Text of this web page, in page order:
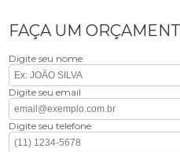
FAÇA UM
Digite seu nome
Digite seu email
Digite seu telefone